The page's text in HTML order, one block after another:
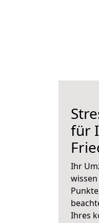
für
Ihr
Ihres